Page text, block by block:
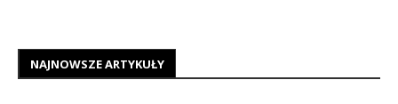
NAJNOWSZE ARTYKUŁY